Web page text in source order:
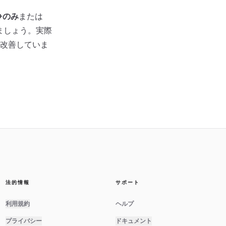
のみまたは
しょう。実際
善していま
法的情報
利用規約
プライバシー
サポート
ヘルプ
ドキュメント